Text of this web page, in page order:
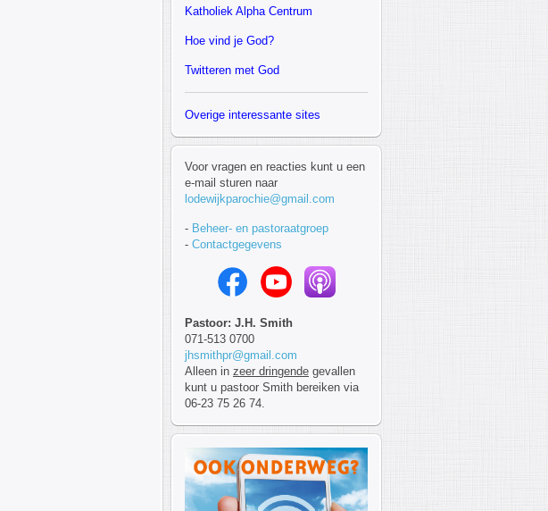
Katholiek Alpha Centrum
Hoe vind je God?
Twitteren met God
Overige interessante sites
Voor vragen en reacties kunt u een
e-mail sturen naar
lodewijkparochie@gmail.com
- Beheer- en pastoraatgroep
- Contactgegevens
Pastoor: J.H. Smith
071-513 0700
jhsmithpr@gmail.com
Alleen in zeer dringende gevallen
kunt u pastoor Smith bereiken via
06-23 75 26 74.